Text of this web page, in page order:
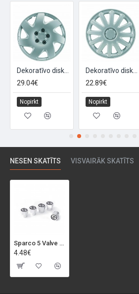
Dekoratīvo disku uzliku komplekts "CHICAGO", 16'', 4 gab
29.04€
Nopirkt
22.89€
Nopirkt
NESEN SKATĪTS VISVAIRĀK SKATĪTS
Sparco 5 Valve Caps Aluminum Black
4.48€